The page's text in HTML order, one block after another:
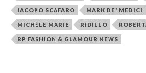
JACOPO SCAFARO MARK DE' MEDICI
MICHÈLE MARIE RIDILLO
RP FASHION & GLAMOUR NEWS